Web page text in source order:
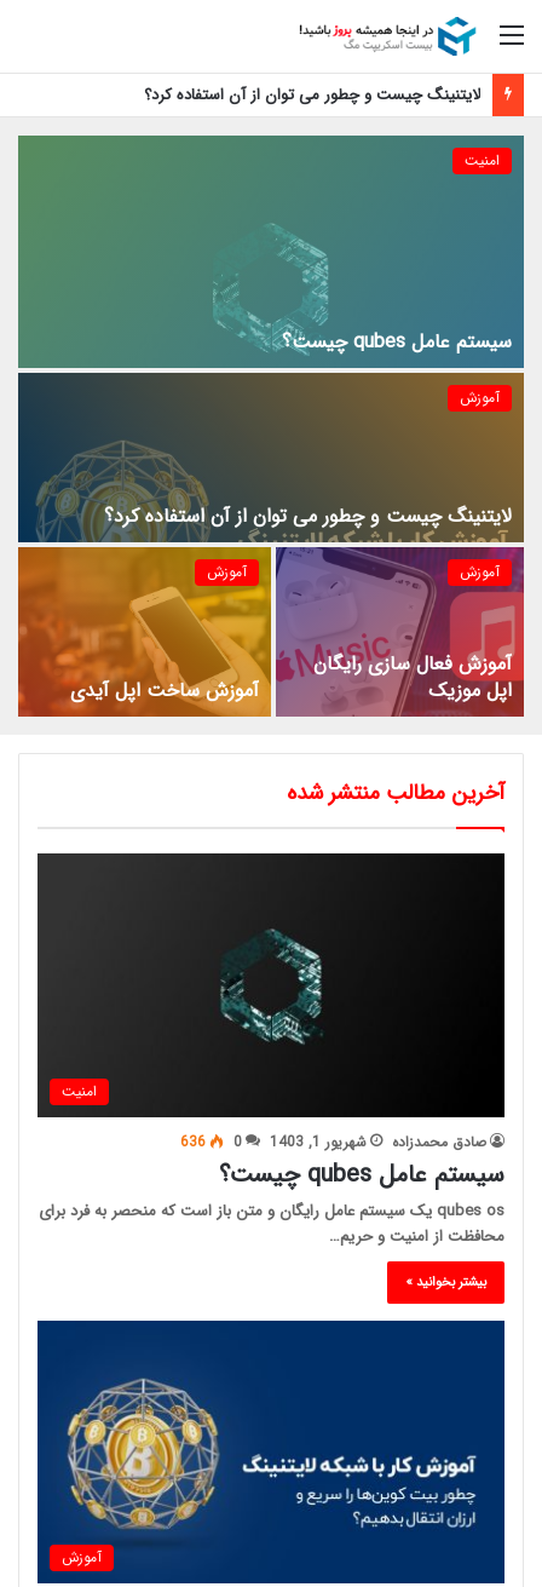
منو
لایتنینگ چیست و چطور می توان از آن استفاده کرد؟
امنیت
سیستم عامل qubes چیست؟
آموزش
لایتنینگ چیست و چطور می توان از آن استفاده کرد؟
آموزش
آموزش فعال سازی رایگان
اپل موزیک
آموزش
آموزش ساخت اپل آیدی
آخرین مطالب منتشر شده
امنیت
صادق محمدزاده شهریور 1, 1403 0
636
سیستم عامل qubes چیست؟
qubes os یک سیستم عامل رایگان و متن باز است که منحصر به فرد برای
محافظت از امنیت و حریم…
بیشتر بخوانید »
آموزش